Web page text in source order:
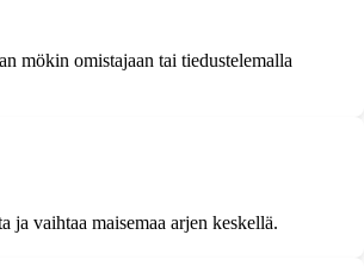
mökin omistajaan tai tiedustelemalla
ja vaihtaa maisemaa arjen keskellä.